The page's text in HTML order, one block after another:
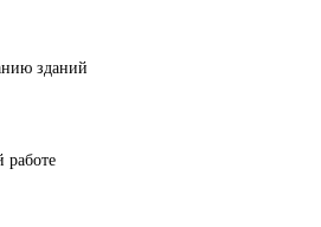
зданий
работе